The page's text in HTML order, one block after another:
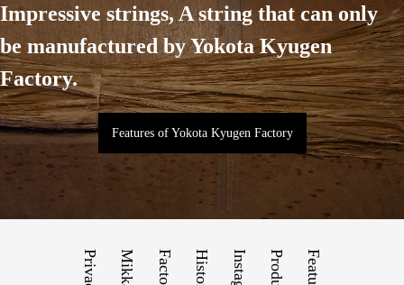
Impressive strings, A string that can only
be manufactured by Yokota Kyugen
Factory.
Features of Yokota Kyugen Factory
Feature
History